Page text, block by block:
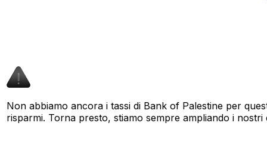
Non abbiamo ancora i tassi di Bank of Palestine per
risparmi. Torna presto, stiamo sempre ampliando i